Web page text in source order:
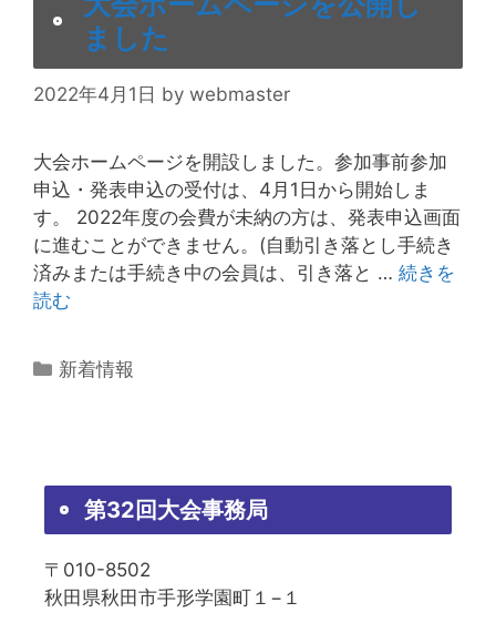
ました
2022年4月1日 by webmaster
大会ホームページを開設しました。参加事前参加
申込・発表申込の受付は、4月1日から開始しま
す。 2022年度の会費が未納の方は、発表申込画面
に進むことができません。(自動引き落とし手続き
済みまたは手続き中の会員は、引き落と … 続きを
読む
カ
新着情報
第32回大会事務局
〒010-8502
秋田県秋田市手形学園町１−１